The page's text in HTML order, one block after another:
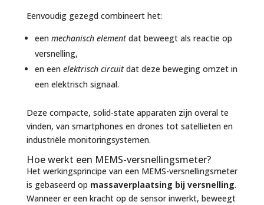
Eenvoudig gezegd combineert het:
een mechanisch elementdat beweegt als reactie op
versnelling,
en een elektrisch circuitdat deze beweging omzet in
een elektrisch signaal.
Deze compacte, solid-state apparaten zijn overal te
vinden, van smartphones en drones tot satellieten en
industriële monitoringsystemen.
Hoe werkt een MEMS-versnellingsmeter?
Het werkingsprincipe van een MEMS-versnellingsmeter
is gebaseerd op massaverplaatsing bij versnelling.
Wanneer er een kracht op de sensor inwerkt, beweegt